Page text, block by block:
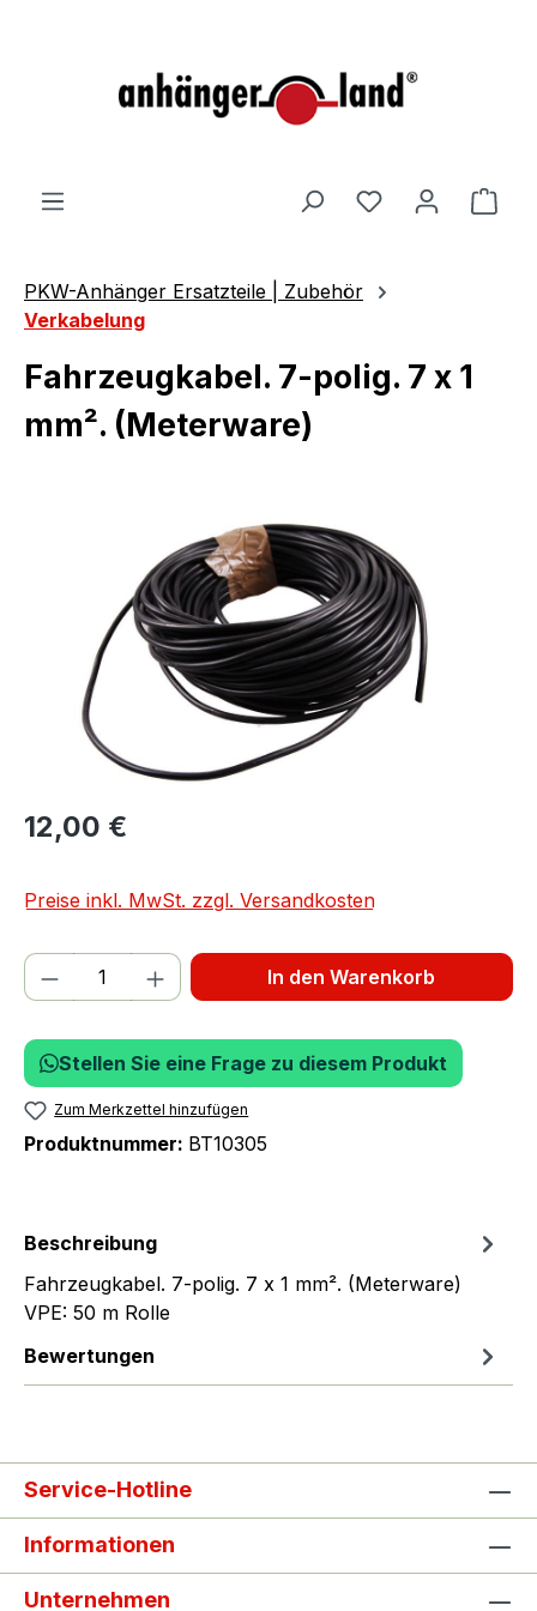
PKW-Anhänger Ersatzteile | Zubehör
Verkabelung
Fahrzeugkabel. 7-polig. 7 x 1
mm². (Meterware)
Bildergalerie überspringen
12,00 €
Preise inkl. MwSt. zzgl. Versandkosten
Produkt Anzahl: Gib den gewünschten
In den Warenkorb
Stellen Sie eine Frage zu diesem Produkt
Zum Merkzettel hinzufügen
Produktnummer: BT10305
Beschreibung
Fahrzeugkabel. 7-polig. 7 x 1 mm². (Meterware)
VPE: 50 m Rolle
Bewertungen
Service-Hotline
Informationen
Unternehmen